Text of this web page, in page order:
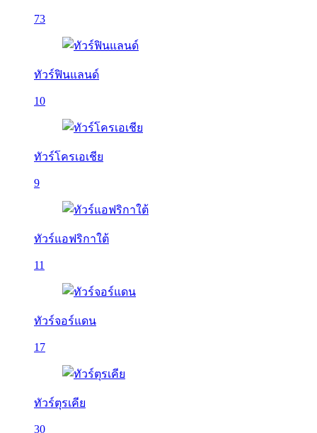
73
ทัวร์ฟินแลนด์
10
ทัวร์โครเอเชีย
9
ทัวร์แอฟริกาใต้
11
ทัวร์จอร์แดน
17
ทัวร์ตุรเคีย
30